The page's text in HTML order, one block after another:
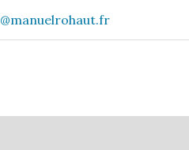
@manuelrohaut.fr